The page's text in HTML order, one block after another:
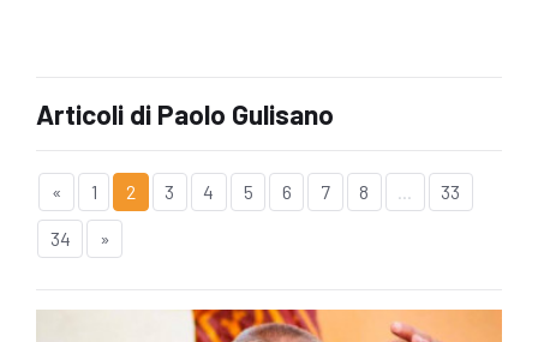
Articoli di Paolo Gulisano
« 1 2 3 4 5 6 7 8 33
34 »